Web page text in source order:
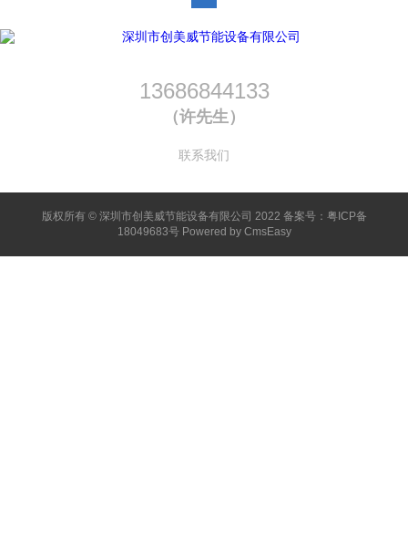
13686844133
（许先生）
联系我们
版权所有 © 深圳市创美威节能设备有限公司 2022 备案号： 粤ICP备
18049683号Powered by CmsEasy